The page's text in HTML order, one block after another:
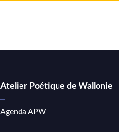
Atelier Poétique de Wallonie
Agenda APW